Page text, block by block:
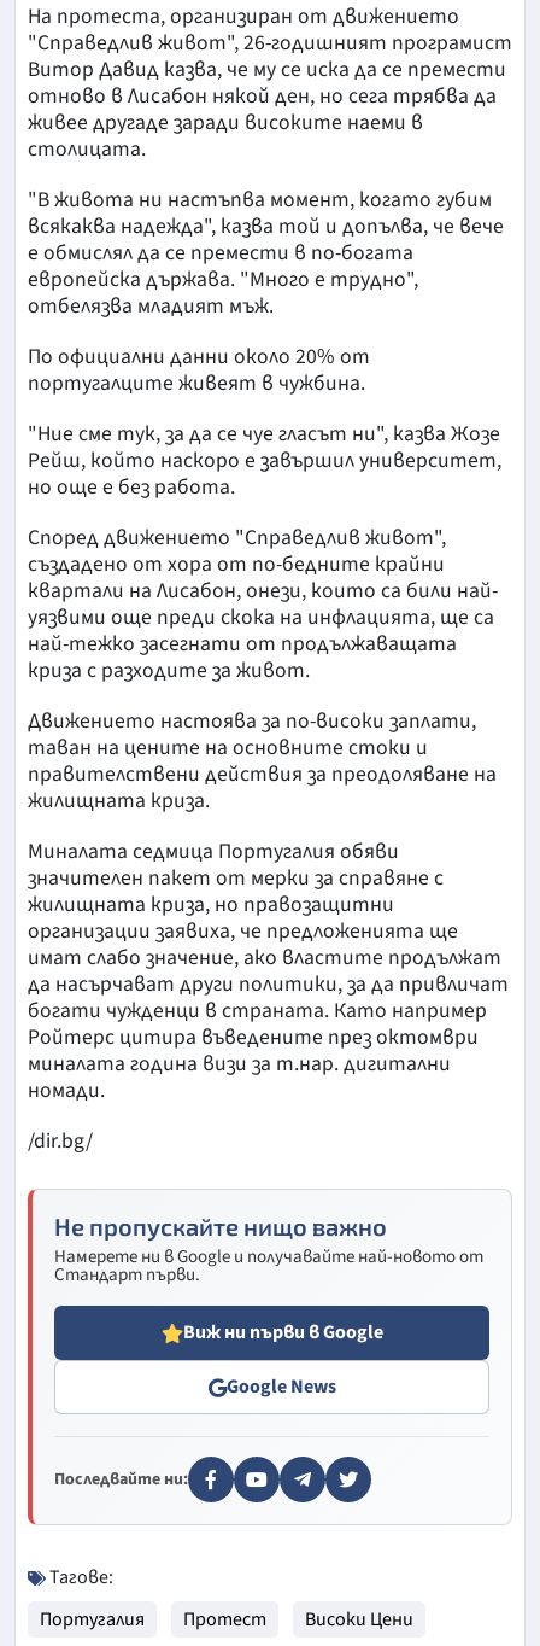
На протеста, организиран от движението
"Справедлив живот", 26-годишният програмист
Витор Давид казва, че му се иска да се премести
отново в Лисабон някой ден, но сега трябва да
живее другаде заради високите наеми в
столицата.
"В живота ни настъпва момент, когато губим
всякаква надежда", казва той и допълва, че вече
е обмислял да се премести в по-богата
европейска държава. "Много е трудно",
отбелязва младият мъж.
По официални данни около 20% от
португалците живеят в чужбина.
"Ние сме тук, за да се чуе гласът ни", казва Жозе
Рейш, който наскоро е завършил университет,
но още е без работа.
Според движението "Справедлив живот",
създадено от хора от по-бедните крайни
квартали на Лисабон, онези, които са били най-
уязвими още преди скока на инфлацията, ще са
най-тежко засегнати от продължаващата
криза с разходите за живот.
Движението настоява за по-високи заплати,
таван на цените на основните стоки и
правителствени действия за преодоляване на
жилищната криза.
Миналата седмица Португалия обяви
значителен пакет от мерки за справяне с
жилищната криза, но правозащитни
организации заявиха, че предложенията ще
имат слабо значение, ако властите продължат
да насърчават други политики, за да привличат
богати чужденци в страната. Като например
Ройтерс цитира въведените през октомври
миналата година визи за т.нар. дигитални
номади.
/dir.bg/
Не пропускайте нищо важно
Намерете ни в Google и получавайте най-новото от
Стандарт първи.
Виж ни първи в Google
Google News
Последвайте ни:
Тагове:
Португалия
Протест
Високи Цени